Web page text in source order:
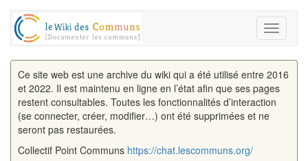
Toggle
Ce site web est une archive du wiki qui a été utilisé entre 2016
et 2022. Il est maintenu en ligne en l’état afin que ses pages
restent consultables. Toutes les fonctionnalités d’interaction
(se connecter, créer, modifier…) ont été supprimées et ne
seront pas restaurées.
Collectif Point Communs https://chat.lescommuns.org/